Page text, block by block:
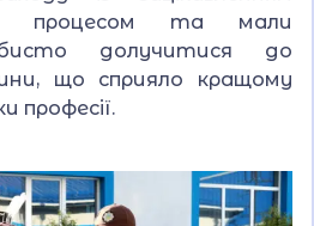
процесом та мали
долучитися до
що сприяло кращому
професії.